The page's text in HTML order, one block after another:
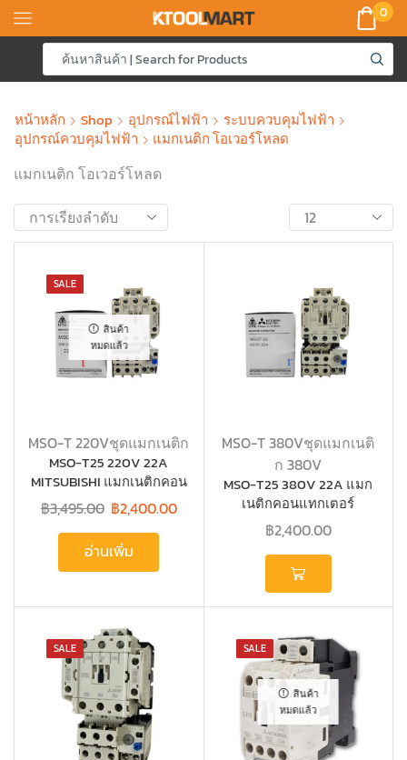
0
หน้าหลัก Shop อุปกรณ์ไฟฟ้า
ระบบควบคุมไฟฟ้า
อุปกรณ์ควบคุมไฟฟ้า
แมกเนติก โอเวอร์โหลด
แมกเนติก โอเวอร์โหลด
SALE
สินค้า
หมดแล้ว
MSO-T 220Vชุดแมกเนติก
MSO-T25 220V 22A
MITSUBISHI แมกเนติกคอน
แทกเตอร์ +โอเวอร์โหลด
฿3,495.00 ฿2,400.00
อ่านเพิ่ม
MSO-T 380Vชุดแมกเนติ
ก 380V
MSO-T25 380V 22A แมก
เนติกคอนแทกเตอร์
+โอเวอร์โหลด MITSUBISHI
฿2,400.00
SALE SALE
สินค้า
หมดแล้ว